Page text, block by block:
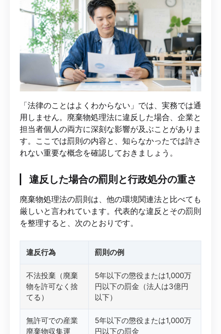
「法律のことはよくわからない」では、実務では通
用しません。廃棄物処理法に違反した場合、企業と
担当者個人の両方に深刻な影響が及ぶことがありま
す。ここでは罰則の内容と、知らなかったでは許さ
れない重要な概念を確認しておきましょう。
違反した場合の罰則と行政処分の重さ
廃棄物処理法の罰則は、他の環境関連法と比べても
厳しいと言われています。代表的な違反とその罰則
を整理すると、次のとおりです。
違反行為 罰則の例
不法投棄（廃棄
物を許可なく捨
てる）
5年以下の懲役または1,000万
円以下の罰金（法人は3億円
以下）
無許可での産業
廃棄物収集運
5年以下の懲役または1,000万
円以下の罰金